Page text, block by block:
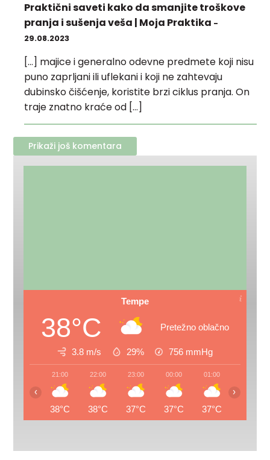
Praktični saveti kako da smanjite troškove
pranja i sušenja veša | Moja Praktika -
29.08.2023
[…] majice i generalno odevne predmete koji nisu
puno zaprljani ili uflekani i koji ne zahtevaju
dubinsko čišćenje, koristite brzi ciklus pranja. On
traje znatno kraće od […]
Prikaži još komentara
Tempe
38°C Pretežno oblačno
3.8 m/s 29% 756 mmHg
21:00
38°C
22:00
38°C
23:00
37°C
00:00
37°C
01:00
37°C
‹ ›